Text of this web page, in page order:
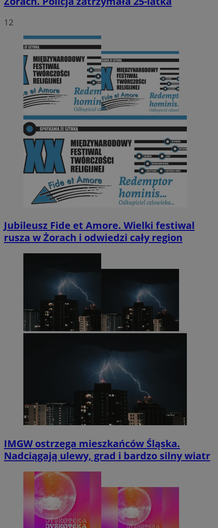
12
Jubileusz Fide et Amore. Wielki festiwal
rusza w Żorach i odwiedzi cały region
IMGW ostrzega mieszkańców Śląska.
Nadciągają ulewy, grad i bardzo silny wiatr